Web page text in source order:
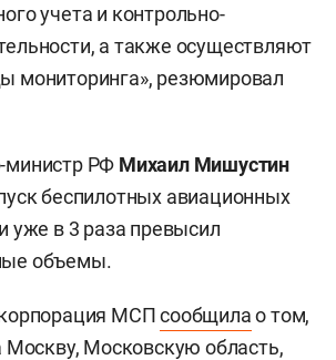
учета и контрольно-
а также осуществляют
мониторинга», резюмировал
министр РФ Михаил Мишустин
беспилотных авиационных
уже в 3 раза превысил
объемы.
МСПсообщилао том,
Москву, Московскую область,